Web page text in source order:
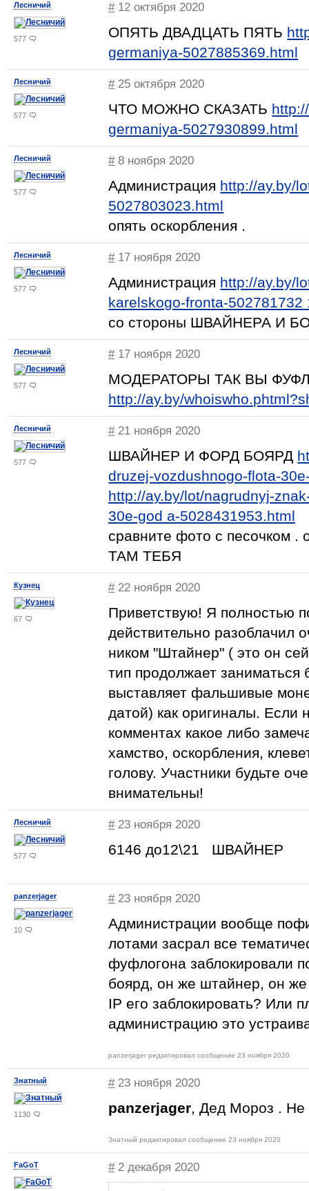
Лесничий
577
#12 октября 2020
ОПЯТЬ ДВАДЦАТЬ ПЯТЬ
germaniya-5027885369.html
Лесничий
577
#25 октября 2020
ЧТО МОЖНО СКАЗАТЬ
germaniya-5027930899.html
Лесничий
577
#8 ноября 2020
Администрация http://ay.by/
5027803023.html
опять оскорбления .
Лесничий
577
#17 ноября 2020
Администрация http://ay.by/
karelskogo-fronta-
со стороны ШВАЙНЕРА И
Лесничий
577
#17 ноября 2020
МОДЕРАТОРЫ ТАК ВЫ
http://ay.by/
Лесничий
577
#21 ноября 2020
ШВАЙНЕР И ФОРД БОЯРД
druzej-vozdushnogo-flota-
http://ay.by/lot/nagrudnyj-
30e-god a-5028431953.html
сравните фото с
ТАМ ТЕБЯ
Кузнец
67
#22 ноября 2020
Приветствую! Я полностью
действительно разоблачил
ником "Штайнер" ( это он
тип продолжает
выставляет фальшивые
датой) как оригиналы. Если
комментах какое либо
хамство, оскорбления,
голову. Участники будьте
внимательны!
Лесничий
577
#23 ноября 2020
6146 до12\21 ШВАЙНЕР
panzerjager
10
#23 ноября 2020
Администрации вообще
лотами засрал все
фуфлогона заблокировали
боярд, он же штайнер, он
IP его заблокировать? Или
администрацию это
panzerjager редактировал сообщение 23 ноября 2020
Знатный
1130
#23 ноября 2020
panzerjager, Дед Мороз . Не
Знатный редактировал сообщение 23 ноября 2020
FaGoT #2 декабря 2020